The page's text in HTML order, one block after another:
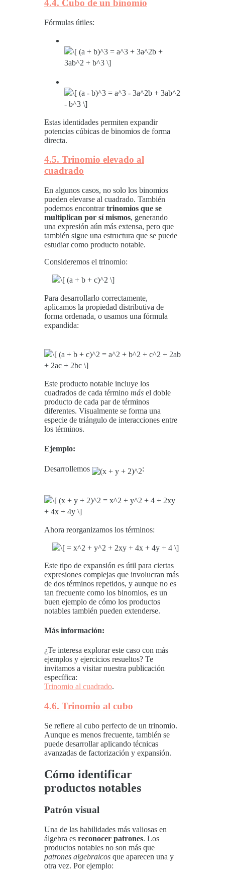
4.4. Cubo de un binomio
Fórmulas útiles:
Estas identidades permiten expandir
potencias cúbicas de binomios de forma
directa.
4.5. Trinomio elevado al
cuadrado
En algunos casos, no solo los binomios
pueden elevarse al cuadrado. También
podemos encontrartrinomios que se
multiplican por sí mismos, generando
una expresión aún más extensa, pero que
también sigue una estructura que se puede
estudiar como producto notable.
Consideremos el trinomio:
Para desarrollarlo correctamente,
aplicamos la propiedad distributiva de
forma ordenada, o usamos una fórmula
expandida:
Este producto notable incluye los
cuadrados de cada término más el doble
producto de cada par de términos
diferentes. Visualmente se forma una
especie de triángulo de interacciones entre
los términos.
Ejemplo:
Desarrollemos :
Ahora reorganizamos los términos:
Este tipo de expansión es útil para ciertas
expresiones complejas que involucran más
de dos términos repetidos, y aunque no es
tan frecuente como los binomios, es un
buen ejemplo de cómo los productos
notables también pueden extenderse.
Más información:
¿Te interesa explorar este caso con más
ejemplos y ejercicios resueltos? Te
invitamos a visitar nuestra publicación
específica:
Trinomio al cuadrado.
4.6. Trinomio al cubo
Se refiere al cubo perfecto de un trinomio.
Aunque es menos frecuente, también se
puede desarrollar aplicando técnicas
avanzadas de factorización y expansión.
Cómo identificar
productos notables
Patrón visual
Una de las habilidades más valiosas en
álgebra es reconocer patrones. Los
productos notables no son más que
patrones algebraicos que aparecen una y
otra vez. Por ejemplo: